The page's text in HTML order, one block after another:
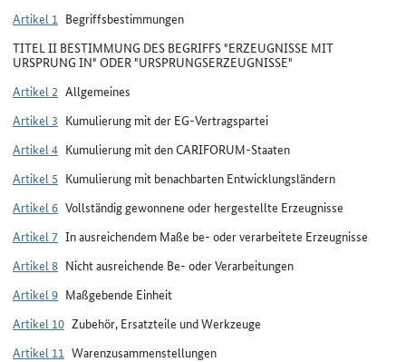
Artikel 1 Begriffsbestimmungen
TITEL II BESTIMMUNG DES BEGRIFFS "ERZEUGNISSE MIT
URSPRUNG IN" ODER "URSPRUNGSERZEUGNISSE"
Artikel 2 Allgemeines
Artikel 3 Kumulierung mit der EG-Vertragspartei
Artikel 4 Kumulierung mit den CARIFORUM-Staaten
Artikel 5 Kumulierung mit benachbarten Entwicklungsländern
Artikel 6 Vollständig gewonnene oder hergestellte Erzeugnisse
Artikel 7 In ausreichendem Maße be- oder verarbeitete Erzeugnisse
Artikel 8 Nicht ausreichende Be- oder Verarbeitungen
Artikel 9 Maßgebende Einheit
Artikel 10 Zubehör, Ersatzteile und Werkzeuge
Artikel 11 Warenzusammenstellungen